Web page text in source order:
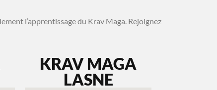
l’apprentissage du Krav Maga. Rejoignez
KRAV MAGA
LASNE